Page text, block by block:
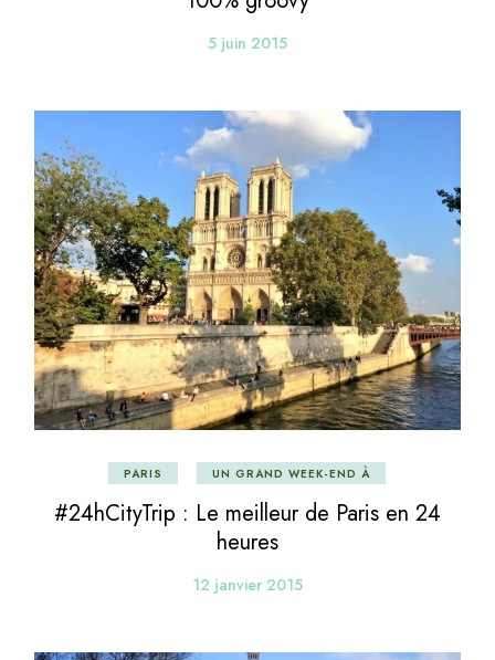
5 juin 2015
PARIS UN GRAND WEEK-END À
#24hCityTrip : Le meilleur de Paris en 24
heures
12 janvier 2015